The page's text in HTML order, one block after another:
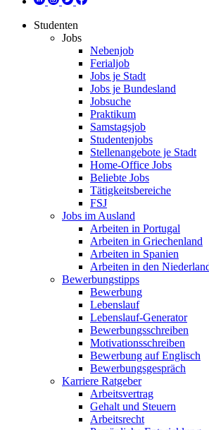
Studenten
Jobs
Nebenjob
Ferialjob
Jobs je Stadt
Jobs je Bundesland
Jobsuche
Praktikum
Samstagsjob
Studentenjobs
Stellenangebote je Stadt
Home-Office Jobs
Beliebte Jobs
Tätigkeitsbereiche
FSJ
Jobs im Ausland
Arbeiten in Portugal
Arbeiten in Griechenland
Arbeiten in Spanien
Arbeiten in den
Bewerbungstipps
Bewerbung
Lebenslauf
Lebenslauf-Generator
Bewerbungsschreiben
Motivationsschreiben
Bewerbung auf Englisch
Bewerbungsgespräch
Karriere Ratgeber
Arbeitsvertrag
Gehalt und Steuern
Arbeitsrecht